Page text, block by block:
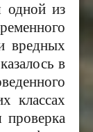
одной из
вредных
в
классах
проверка